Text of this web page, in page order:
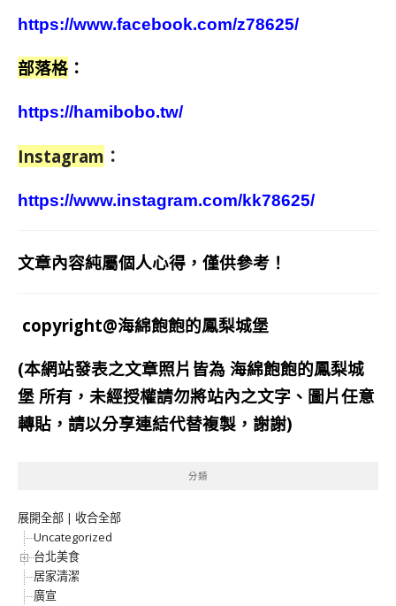
https://www.facebook.com/z78625/
部落格 ：
https://hamibobo.tw/
Instagram ：
https://www.instagram.com/kk78625/
文章內容純屬個人心得，僅供參考！
copyright@海綿飽飽的鳳梨城堡
(本網站發表之文章照片皆為 海綿飽飽的鳳梨城
堡 所有，未經授權請勿將站內之文字、圖片任意
轉貼，請以分享連結代替複製，謝謝)
分類
展開全部 | 收合全部
Uncategorized
台北美食
居家清潔
廣宣